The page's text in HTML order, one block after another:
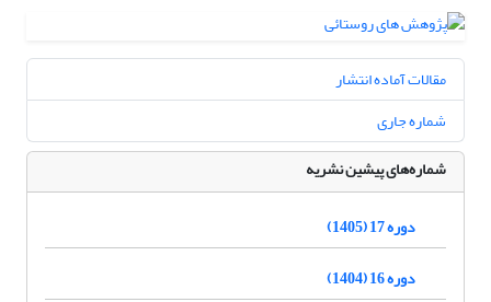
مقالات آماده انتشار
شماره جاری
شماره‌های پیشین نشریه
دوره 17 (1405)
دوره 16 (1404)